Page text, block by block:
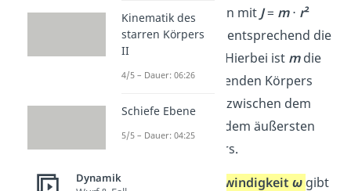
Du berechnest ihn mit J= m⋅ r²
und benutzt dementsprechend die
Einheit [kg · m²]. Hierbei ist mdie
Masse des rotierenden Körpers
undr der Radius zwischen dem
Mittelpunkt und dem äußersten
Punkt des Körpers.
Winkelgeschwindigkeit ω gibt
Kinematik des
starren Körpers
II
4/5 – Dauer: 06:26
Schiefe Ebene
5/5 – Dauer: 04:25
Dynamik